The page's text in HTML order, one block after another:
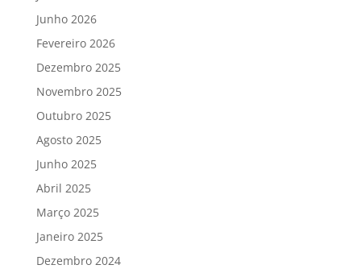
Junho 2026
Fevereiro 2026
Dezembro 2025
Novembro 2025
Outubro 2025
Agosto 2025
Junho 2025
Abril 2025
Março 2025
Janeiro 2025
Dezembro 2024